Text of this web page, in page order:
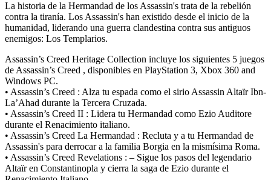
La historia de la Hermandad de los Assassin's trata de la rebelión
contra la tiranía. Los Assassin's han existido desde el inicio de la
humanidad, liderando una guerra clandestina contra sus antiguos
enemigos: Los Templarios.
Assassin’s Creed Heritage Collection incluye los siguientes 5 juegos
de Assassin’s Creed , disponibles en PlayStation 3, Xbox 360 and
Windows PC.
• Assassin’s Creed : Alza tu espada como el sirio Assassin Altaïr Ibn-
La’Ahad durante la Tercera Cruzada.
• Assassin’s Creed II : Lidera tu Hermandad como Ezio Auditore
durante el Renacimiento italiano.
• Assassin’s Creed La Hermandad : Recluta y a tu Hermandad de
Assassin's para derrocar a la familia Borgia en la mismísima Roma.
• Assassin’s Creed Revelations : – Sigue los pasos del legendario
Altaïr en Constantinopla y cierra la saga de Ezio durante el